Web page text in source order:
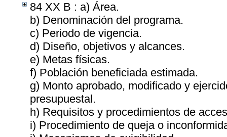
84 XX B : a) Área.
b) Denominación del programa.
c) Periodo de vigencia.
d) Diseño, objetivos y alcances.
e) Metas físicas.
f) Población beneficiada estimada.
g) Monto aprobado, modificado y
presupuestal.
h) Requisitos y procedimientos de
i) Procedimiento de queja o